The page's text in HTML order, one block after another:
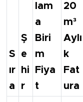
S
ır
a
Ş
e
hi
r
lam
a
Biri
m
Fiya
t
20
m³
Aylı
k
Fat
ura